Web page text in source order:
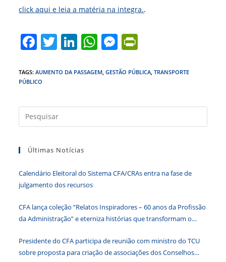
click aqui e leia a matéria na integra..
F
c
e
b
o
k
T
itt
Li
k
dI
n
W
at
A
p
M
ss
n
g
tF
e
n
TAGS:AUMENTO DA PASSAGEM GESTÃO PÚBLICA TRANSPORTE
PÚBLICO
a
Últimas Notícias
Calendário Eleitoral do Sistema CFA/CRAs entra na fase de
julgamento dos recursos
CFA lança coleção “Relatos Inspiradores – 60 anos da Profissão
da Administração” e eterniza histórias que transformam o
Presidente do CFA participa de reunião com ministro do TCU
sobre proposta para criação de associações dos Conselhos